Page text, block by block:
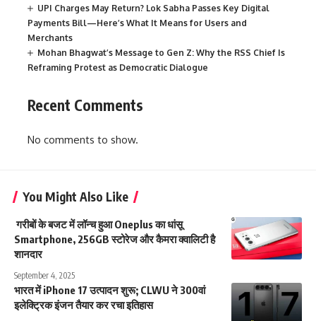
UPI Charges May Return? Lok Sabha Passes Key Digital
Payments Bill—Here’s What It Means for Users and
Merchants
Mohan Bhagwat’s Message to Gen Z: Why the RSS Chief Is
Reframing Protest as Democratic Dialogue
Recent Comments
No comments to show.
You Might Also Like
गरीबों के बजट में लॉन्च हुआ Oneplus का धांसू
Smartphone, 256GB स्टोरेज और कैमरा क्वालिटी है
शानदार
September 4, 2025
भारत में iPhone 17 उत्पादन शुरू; CLWU ने 300वां
इलेक्ट्रिक इंजन तैयार कर रचा इतिहास